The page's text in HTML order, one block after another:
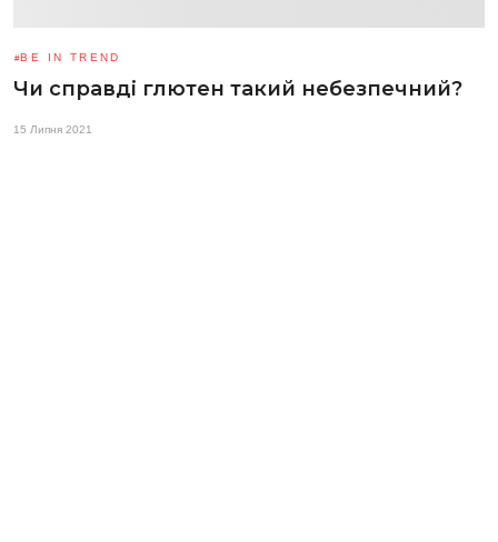
BE IN TREND
Чи справді глютен такий небезпечний?
15 Липня 2021